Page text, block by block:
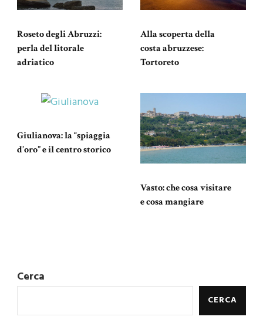
Roseto degli Abruzzi:
perla del litorale
adriatico
Alla scoperta della
costa abruzzese:
Tortoreto
Giulianova: la “spiaggia
d’oro” e il centro storico
Vasto: che cosa visitare
e cosa mangiare
Cerca
CERCA